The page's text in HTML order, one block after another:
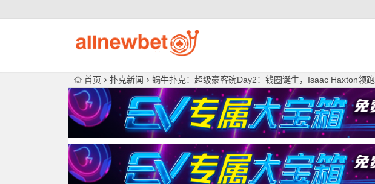
首页 扑克新闻 蜗牛扑克：超级豪客碗Day2：钱圈诞生，Isaac Haxton领跑